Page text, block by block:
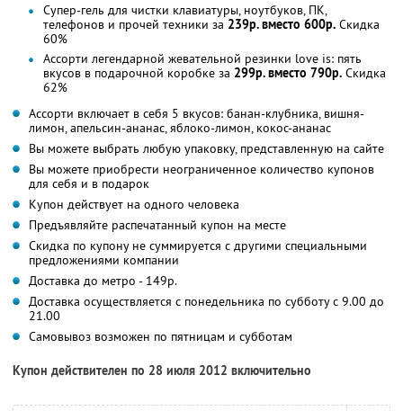
Супер-гель для чистки клавиатуры, ноутбуков, ПК,
телефонов и прочей техники за 239р. вместо 600р. Скидка
60%
Ассорти легендарной жевательной резинки love is: пять
вкусов в подарочной коробке за 299р. вместо 790р. Скидка
62%
Ассорти включает в себя 5 вкусов: банан-клубника, вишня-
лимон, апельсин-ананас, яблоко-лимон, кокос-ананас
Вы можете выбрать любую упаковку, представленную на сайте
Вы можете приобрести неограниченное количество купонов
для себя и в подарок
Купон действует на одного человека
Предъявляйте распечатанный купон на месте
Скидка по купону не суммируется с другими специальными
предложениями компании
Доставка до метро - 149р.
Доставка осуществляется с понедельника по субботу с 9.00 до
21.00
Самовывоз возможен по пятницам и субботам
Купон действителен по 28 июля 2012 включительно